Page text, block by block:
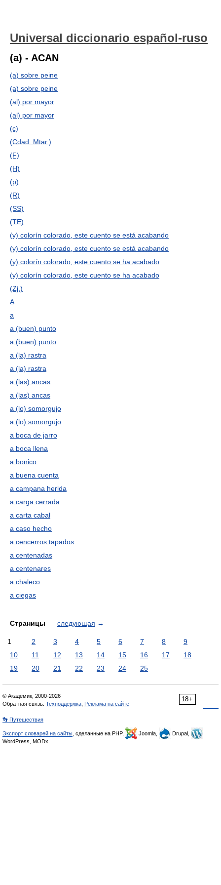
Universal diccionario español-ruso
(a) - ACAN
(a) sobre peine
(a) sobre peine
(al) por mayor
(al) por mayor
(c)
(Cdad. Mtar.)
(F)
(H)
(p)
(R)
(SS)
(TE)
(y) colorín colorado, este cuento se está acabando
(y) colorín colorado, este cuento se está acabando
(y) colorín colorado, este cuento se ha acabado
(y) colorín colorado, este cuento se ha acabado
(Zj.)
A
a
a (buen) punto
a (buen) punto
a (la) rastra
a (la) rastra
a (las) ancas
a (las) ancas
a (lo) somorgujo
a (lo) somorgujo
a boca de jarro
a boca llena
a bonico
a buena cuenta
a campana herida
a carga cerrada
a carta cabal
a caso hecho
a cencerros tapados
a centenadas
a centenares
a chaleco
a ciegas
Страницы следующая →
1 2 3 4 5 6 7 8
9
10
11 12 13 14 15 16 17
18
19
20 21 22 23 24 25
18+
© Академик, 2000-2026
Обратная связь: Техподдержка Реклама на сайте
👣 Путешествия
Экспорт словарей на сайты , сделанные на PHP, Joomla,
Drupal,
WordPress, MODx.